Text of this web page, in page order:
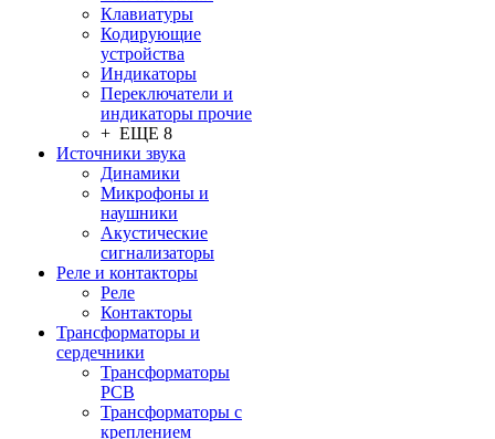
Клавиатуры
Кодирующие
устройства
Индикаторы
Переключатели и
индикаторы прочие
+ ЕЩЕ 8
Источники звука
Динамики
Микрофоны и
наушники
Акустические
сигнализаторы
Реле и контакторы
Реле
Контакторы
Трансформаторы и
сердечники
Трансформаторы
PCB
Трансформаторы с
креплением